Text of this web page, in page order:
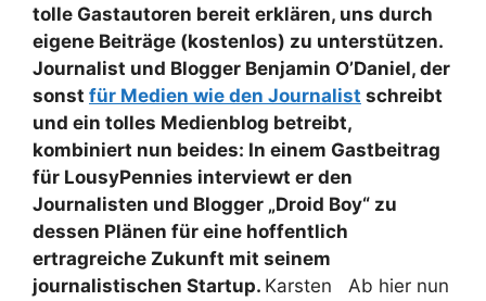
tolle Gastautoren bereit erklären, uns durch
eigene Beiträge (kostenlos) zu unterstützen.
Journalist und Blogger Benjamin O’Daniel, der
sonst für Medien wie den Journalist schreibt
und ein tolles Medienblog betreibt,
kombiniert nun beides: In einem Gastbeitrag
für LousyPennies interviewt er den
Journalisten und Blogger „Droid Boy“ zu
dessen Plänen für eine hoffentlich
ertragreiche Zukunft mit seinem
journalistischen Startup. Karsten Ab hier nun